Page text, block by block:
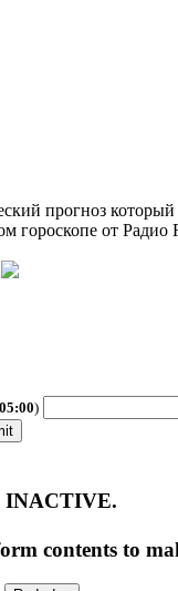
прогноз
гороскопе от Радио
05:00)
INACTIVE.
contents to